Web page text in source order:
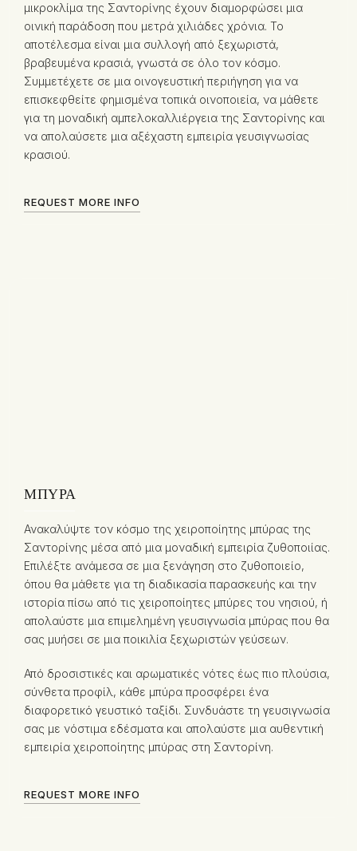
μικροκλίμα της Σαντορίνης έχουν διαμορφώσει μια
οινική παράδοση που μετρά χιλιάδες χρόνια. Το
αποτέλεσμα είναι μια συλλογή από ξεχωριστά,
βραβευμένα κρασιά, γνωστά σε όλο τον κόσμο.
Συμμετέχετε σε μια οινογευστική περιήγηση για να
επισκεφθείτε φημισμένα τοπικά οινοποιεία, να μάθετε
για τη μοναδική αμπελοκαλλιέργεια της Σαντορίνης και
να απολαύσετε μια αξέχαστη εμπειρία γευσιγνωσίας
κρασιού.
REQUEST MORE INFO
ΜΠΎΡΑ
Ανακαλύψτε τον κόσμο της χειροποίητης μπύρας της
Σαντορίνης μέσα από μια μοναδική εμπειρία ζυθοποιίας.
Επιλέξτε ανάμεσα σε μια ξενάγηση στο ζυθοποιείο,
όπου θα μάθετε για τη διαδικασία παρασκευής και την
ιστορία πίσω από τις χειροποίητες μπύρες του νησιού, ή
απολαύστε μια επιμελημένη γευσιγνωσία μπύρας που θα
σας μυήσει σε μια ποικιλία ξεχωριστών γεύσεων.
Από δροσιστικές και αρωματικές νότες έως πιο πλούσια,
σύνθετα προφίλ, κάθε μπύρα προσφέρει ένα
διαφορετικό γευστικό ταξίδι. Συνδυάστε τη γευσιγνωσία
σας με νόστιμα εδέσματα και απολαύστε μια αυθεντική
εμπειρία χειροποίητης μπύρας στη Σαντορίνη.
REQUEST MORE INFO